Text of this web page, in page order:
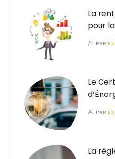
La
pour
PAR
Le
PAR
La